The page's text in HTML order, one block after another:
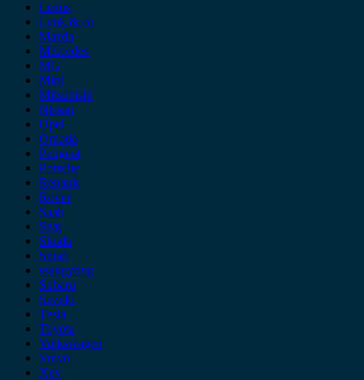
Lexus
Lynk & co
Mazda
Mercedes
MG
Mini
Mitsubishi
Nissan
Opel
Omoda
Peugeot
Porsche
Renault
Rover
Saab
Seat
Skoda
Smart
ssangyong
Subaru
Suzuki
Tesla
Toyota
Volkswagen
Volvo
Xev